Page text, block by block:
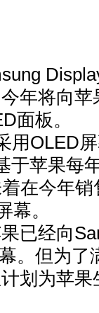
年将向苹
面板。
OLED屏
于苹果每
在今年
幕。
经向
。但为了
划为苹